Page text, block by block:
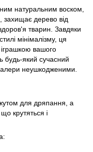
натуральним воском,
захищає дерево від
тварин. Завдяки
мінімалізму, ця
вашого
будь-який сучасний
неушкодженими.
для дряпання, а
крутяться і